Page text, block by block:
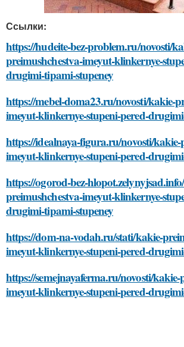
Ссылки:
https://hudeite-bez-problem.ru/novosti/
preimushchestva-imeyut-klinkernye-
drugimi-tipami-stupeney
https://mebel-doma23.ru/novosti/kakie-
imeyut-klinkernye-stupeni-pered-
https://idealnaya-figura.ru/novosti/kakie-
imeyut-klinkernye-stupeni-pered-
https://ogorod-bez-
preimushchestva-imeyut-klinkernye-
drugimi-tipami-stupeney
https://dom-na-vodah.ru/stati/kakie-
imeyut-klinkernye-stupeni-pered-
https://semejnayaferma.ru/novosti/
imeyut-klinkernye-stupeni-pered-